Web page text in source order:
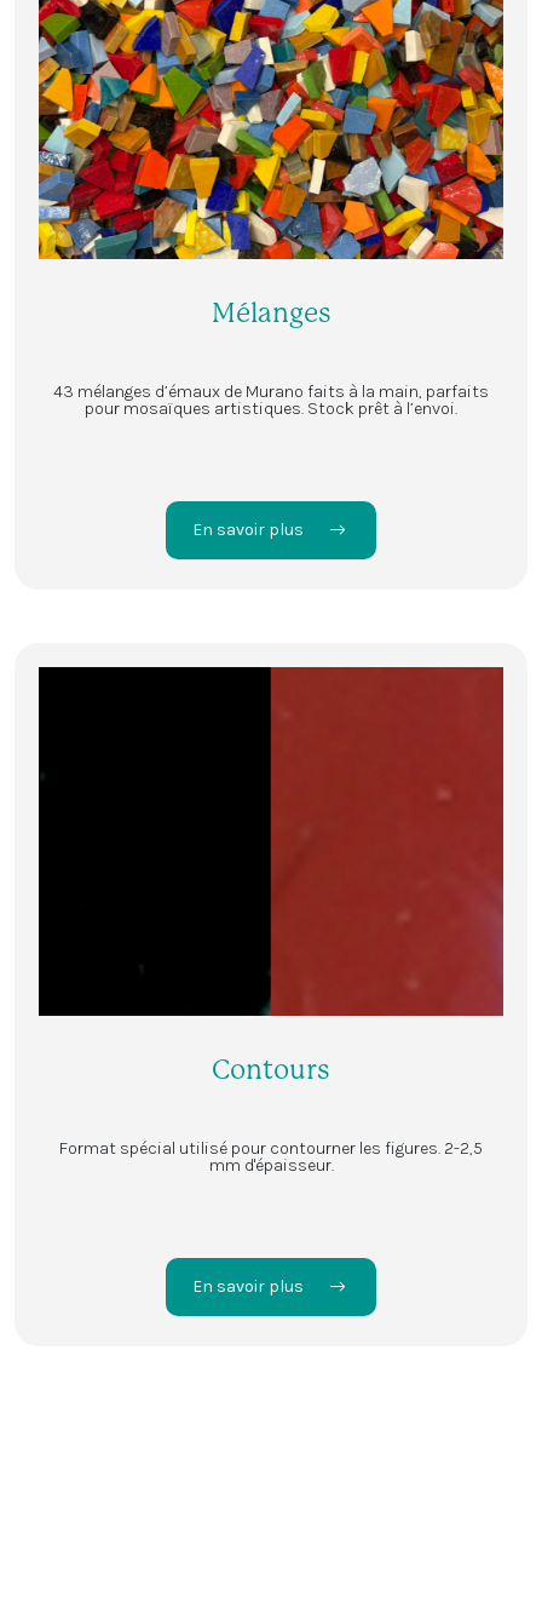
Mélanges
43 mélanges d’émaux de Murano faits à la main, parfaits
pour mosaïques artistiques. Stock prêt à l’envoi.
En savoir plus
Contours
Format spécial utilisé pour contourner les figures. 2-2,5
mm d'épaisseur.
En savoir plus